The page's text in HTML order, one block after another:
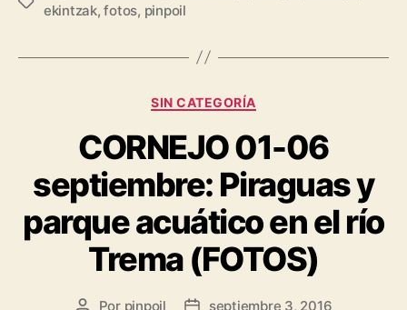
ekintzak,fotos, pinpoil
SIN CATEGORÍA
CORNEJO 01-06
septiembre: Piraguas y
parque acuático en el río
Trema (FOTOS)
Por pinpoil septiembre 3, 2016